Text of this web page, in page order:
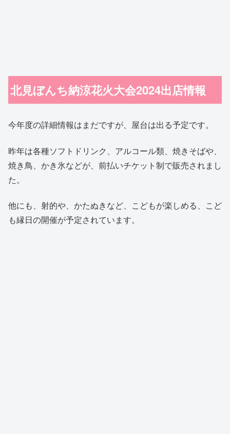
北見ぼんち納涼花火大会2024出店情報
今年度の詳細情報はまだですが、屋台は出る予定です。
昨年は各種ソフトドリンク、アルコール類、焼きそばや、
焼き鳥、かき氷などが、前払いチケット制で販売されまし
た。
他にも、射的や、かたぬきなど、こどもが楽しめる、こど
も縁日の開催が予定されています。